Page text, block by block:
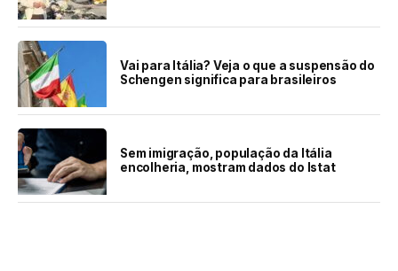
Vai para Itália? Veja o que a suspensão do
Schengen significa para brasileiros
Sem imigração, população da Itália
encolheria, mostram dados do Istat